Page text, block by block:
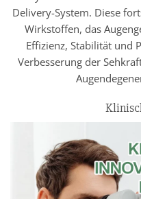
Delivery-System. Diese
Wirkstoffen, das
Effizienz, Stabilität und
Verbesserung der